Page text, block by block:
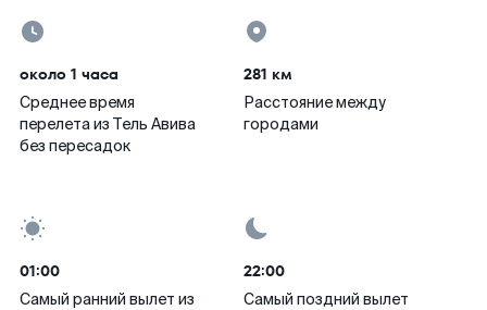
около 1 часа
Среднее время
перелета из Тель Авива
без пересадок
281 км
Расстояние между
городами
01:00
Самый ранний вылет из
22:00
Самый поздний вылет